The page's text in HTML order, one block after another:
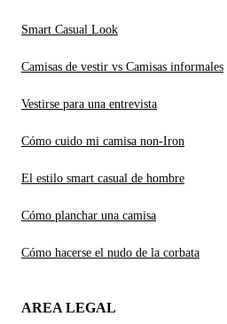
Smart Casual Look
Camisas de vestir vs Camisas informales
Vestirse para una entrevista
Cómo cuido mi camisa non-Iron
El estilo smart casual de hombre
Cómo planchar una camisa
Cómo hacerse el nudo de la corbata
AREA LEGAL